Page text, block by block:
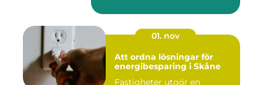
01. nov
Att ordna lösningar för
energibesparing i Skåne
Fastigheter utgör en